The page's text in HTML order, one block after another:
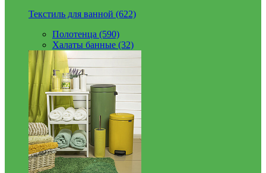
Текстиль для ванной (622)
Полотенца (590)
Халаты банные (32)